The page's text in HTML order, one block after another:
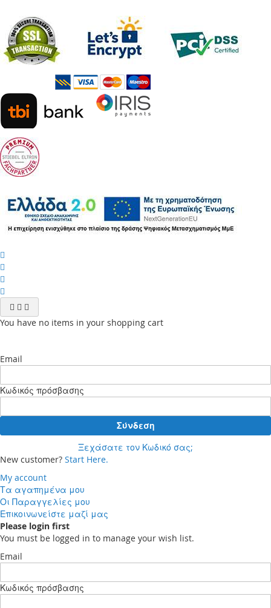
You have no items in your shopping cart
Email
Κωδικός πρόσβασης
Σύνδεση
Ξεχάσατε τον Κωδικό σας;
New customer? Start Here.
My account
Τα αγαπημένα μου
Οι Παραγγελίες μου
Επικοινωνείστε μαζί μας
Please login first
You must be logged in to manage your wish list.
Email
Κωδικός πρόσβασης